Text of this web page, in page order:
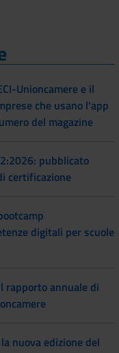
Unioncamere e il
che usano l'app
del magazine
pubblicato
certificazione
digitali per scuole
rapporto annuale di
nuova edizione del